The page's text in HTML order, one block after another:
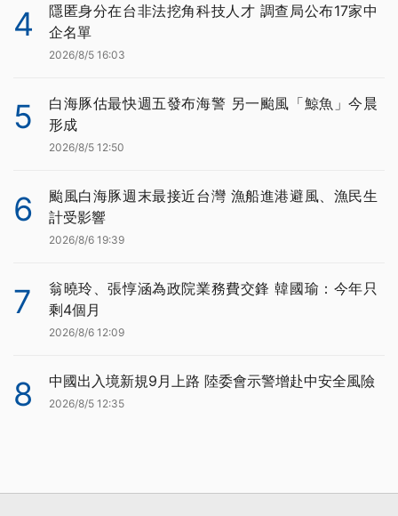
4
隱匿身分在台非法挖角科技人才 調查局公布17家中
企名單
2026/8/5 16:03
5
白海豚估最快週五發布海警 另一颱風「鯨魚」今晨
形成
2026/8/5 12:50
6
颱風白海豚週末最接近台灣 漁船進港避風、漁民生
計受影響
2026/8/6 19:39
7
翁曉玲、張惇涵為政院業務費交鋒 韓國瑜：今年只
剩4個月
2026/8/6 12:09
8 中國出入境新規9月上路 陸委會示警增赴中安全風險
2026/8/5 12:35